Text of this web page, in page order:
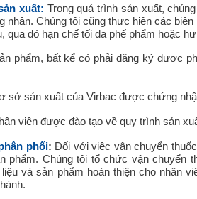
xuất: Trong quá trình sản xuất,
nhận. Chúng tôi cũng thực hiện các
qua đó hạn chế tối đa phế phẩm hoặc
phẩm, bất kể có phải đăng ký dược
sở sản xuất của Virbac được chứng
viên được đào tạo về quy trình sản
phối: Đối với việc vận chuyển
phẩm. Chúng tôi tổ chức vận chuyển
liệu và sản phẩm hoàn thiện cho nhân